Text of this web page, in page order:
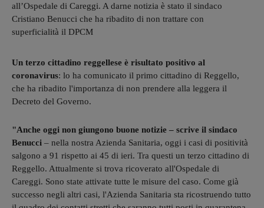
all’Ospedale di Careggi. A darne notizia è stato il sindaco
Cristiano Benucci che ha ribadito di non trattare con
superficialità il DPCM
Un terzo cittadino reggellese è risultato positivo al
coronavirus: lo ha comunicato il primo cittadino di Reggello,
che ha ribadito l'importanza di non prendere alla leggera il
Decreto del Governo.
"Anche oggi non giungono buone notizie – scrive il sindaco
Benucci – nella nostra Azienda Sanitaria, oggi i casi di positività
salgono a 91 rispetto ai 45 di ieri. Tra questi un terzo cittadino di
Reggello. Attualmente si trova ricoverato all'Ospedale di
Careggi. Sono state attivate tutte le misure del caso. Come già
successo negli altri casi, l'Azienda Sanitaria sta ricostruendo tutto